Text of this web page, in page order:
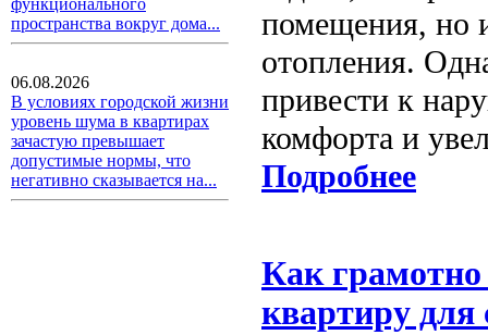
функционального
пространства вокруг дома...
06.08.2026
В условиях городской жизни
уровень шума в квартирах
зачастую превышает
допустимые нормы, что
негативно сказывается на...
помещения, но
отопления.
привести к
комфорта и
Подробнее
Как
квартиру для